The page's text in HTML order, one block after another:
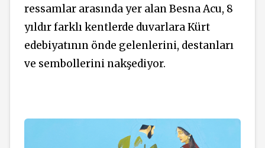
ressamlar arasında yer alan Besna Acu, 8
yıldır farklı kentlerde duvarlara Kürt
edebiyatının önde gelenlerini, destanları
ve sembollerini nakşediyor.